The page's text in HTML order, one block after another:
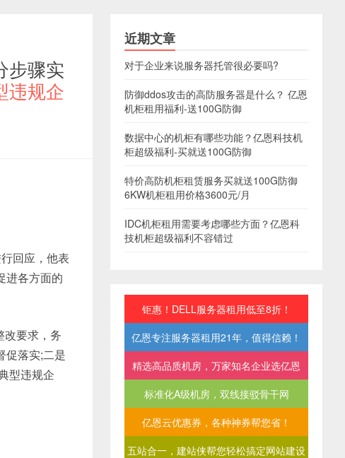
步骤实
违规企
回应，他表
进各方面的
改要求，务
促落实;二是
型违规企
近期文章
对于企业来说服务器托管很必要吗?
防御ddos攻击的高防服务器是什么？ 亿恩
机柜租用福利-送100G防御
数据中心的机柜有哪些功能？亿恩科技机
柜超级福利-买就送100G防御
特价高防机柜租赁服务买就送100G防御
6KW机柜租用价格3600元/月
IDC机柜租用需要考虑哪些方面？亿恩科
技机柜超级福利不容错过
钜惠！DELL服务器租用低至8折！
亿恩专注服务器租用21年，值得信赖！
精选高品质机房，万家知名企业选亿恩
标准化A级机房，双线接驳骨干网
亿恩云优惠券，各种神券帮您省！
五站合一，建站侠帮您轻松搞定网站建设